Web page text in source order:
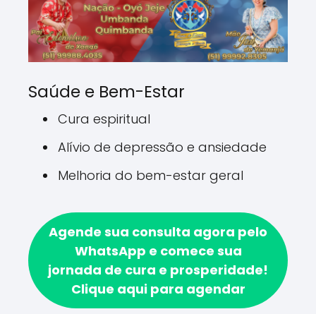
Saúde e Bem-Estar
Cura espiritual
Alívio de depressão e ansiedade
Melhoria do bem-estar geral
Agende sua consulta agora pelo
WhatsApp e comece sua
jornada de cura e prosperidade!
Clique aqui para agendar